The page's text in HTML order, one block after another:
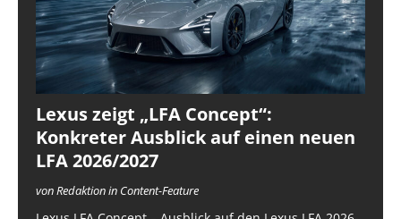
Lexus zeigt „LFA Concept“:
Konkreter Ausblick auf einen neuen
LFA 2026/2027
von Redaktion in Content-Feature